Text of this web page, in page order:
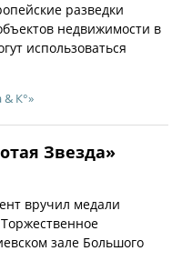
разведки
недвижимости в
использоваться
& К°»
Звезда»
вручил медали
зале Большого